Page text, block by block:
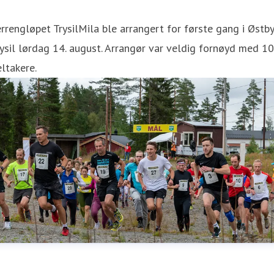
TrysilMila ble arrangert for første gang i
lørdag 14. august. Arrangør var veldig fornøyd med